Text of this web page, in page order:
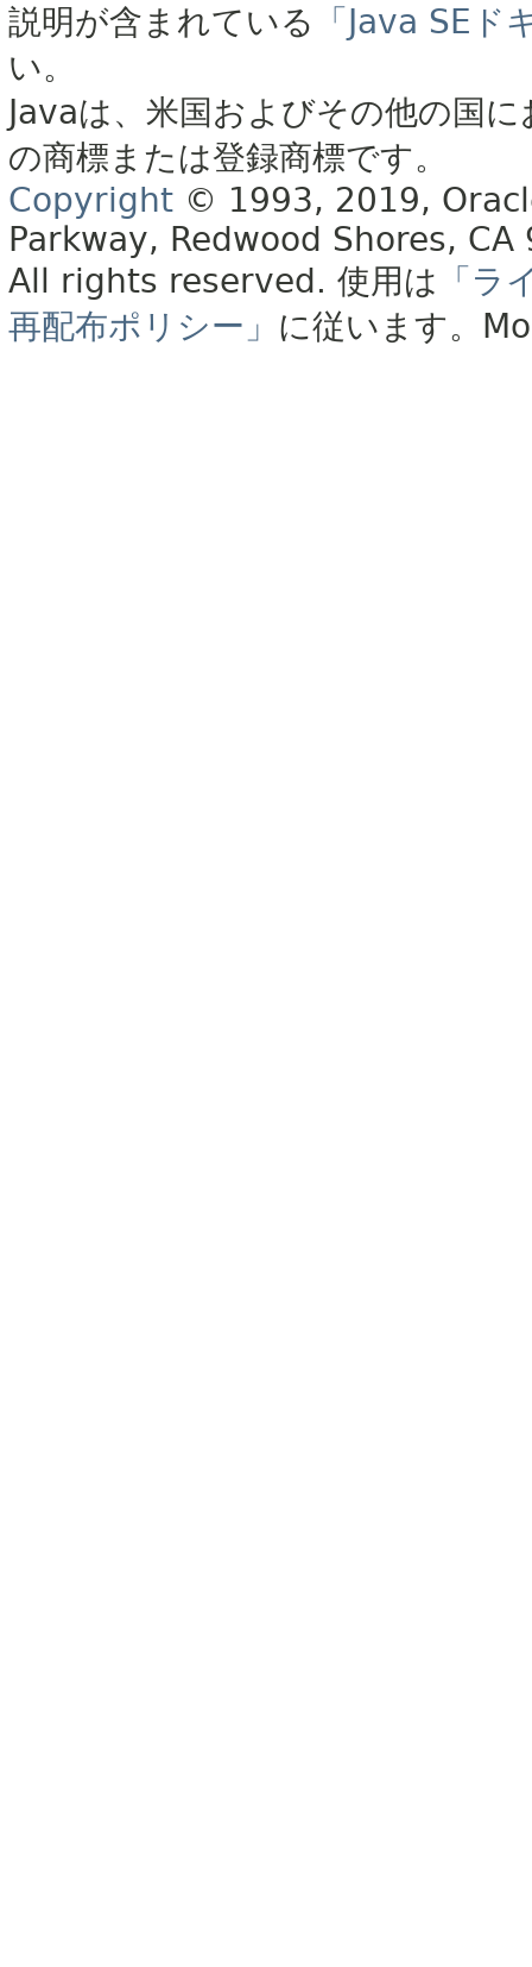
説明が含まれている
「Java SE
い。
Javaは、米国およびその他の国
の商標または登録商標です。
Copyright © 1993, 2019,
Parkway, Redwood Shores, CA
All rights reserved. 使用は 「ラ
再配布ポリシー」 に従います。